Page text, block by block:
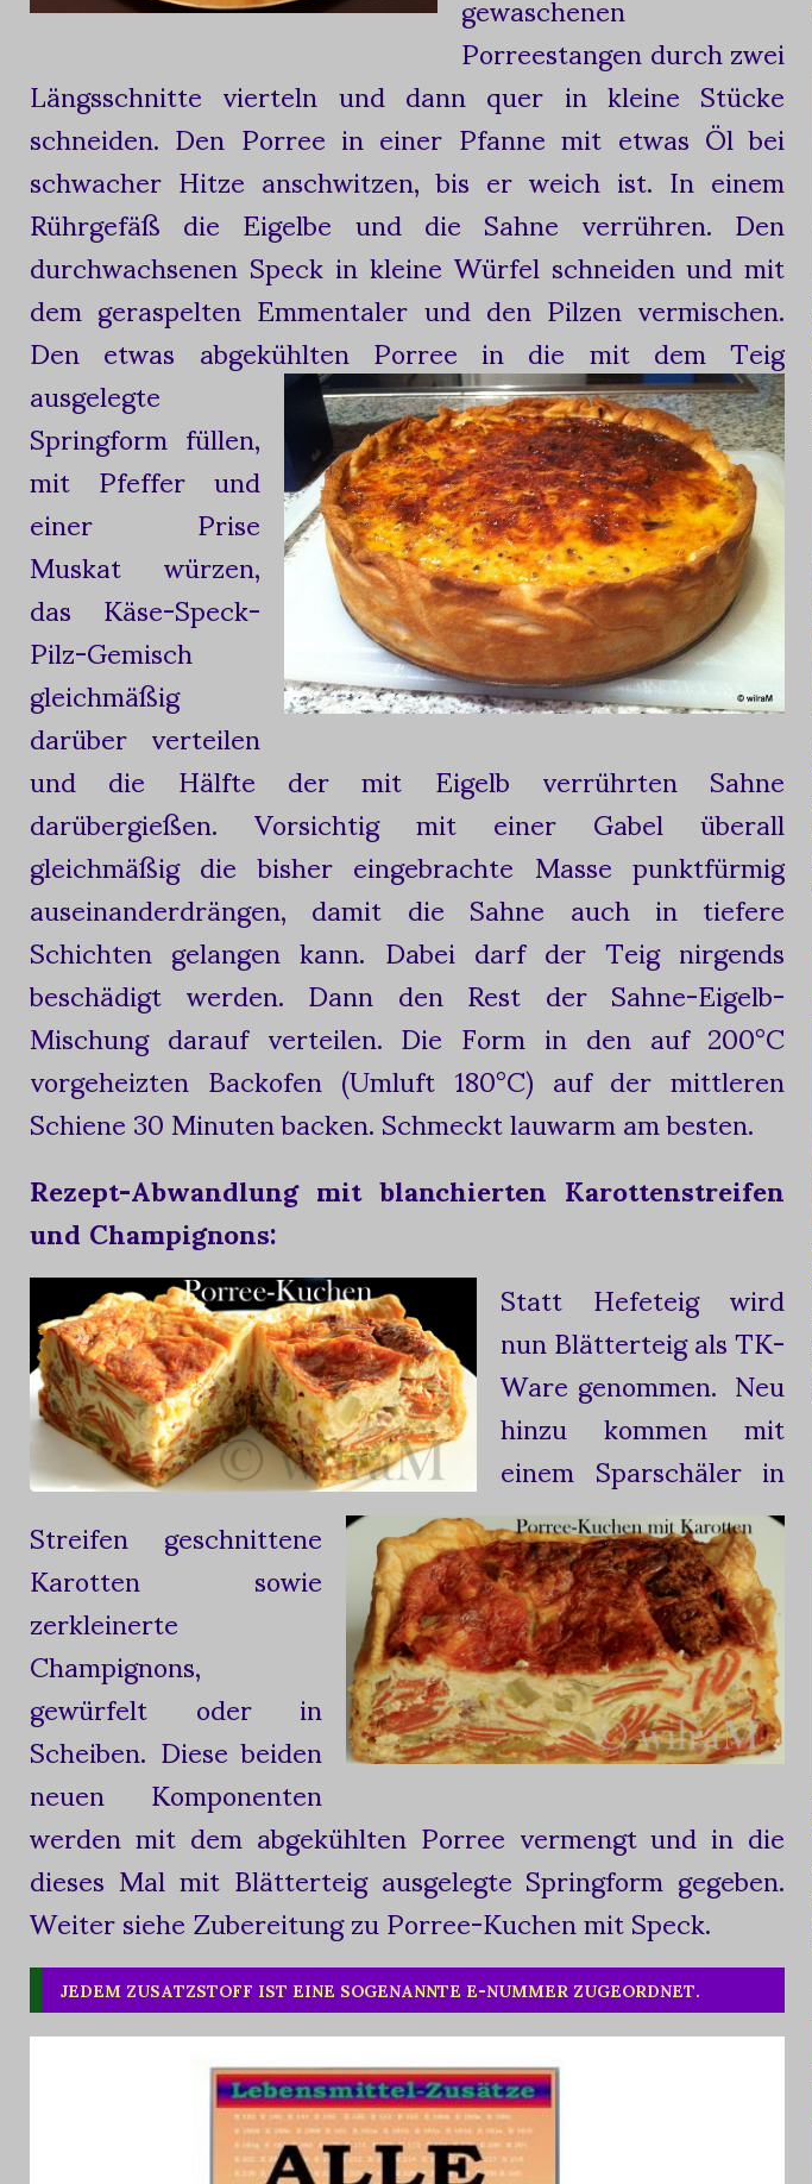
Porreestangen durch zwei
Längsschnitte vierteln und dann quer in kleine Stücke
schneiden. Den Porree in einer Pfanne mit etwas Öl bei
schwacher Hitze anschwitzen, bis er weich ist. In einem
Rührgefäß die Eigelbe und die Sahne verrühren. Den
durchwachsenen Speck in kleine Würfel schneiden und mit
dem geraspelten Emmentaler und den Pilzen vermischen.
Den etwas abgekühlten Porree indie mit dem Teig
ausgelegte
Springform füllen,
mit Pfeffer und
einer Prise
Muskat würzen,
das Käse-Speck-
Pilz-Gemisch
gleichmäßig
darüber verteilen
und die Hälfte der mit Eigelb verrührten Sahne
darübergießen. Vorsichtig mit einer Gabel überall
gleichmäßig die bisher eingebrachte Masse punktfürmig
auseinanderdrängen, damit die Sahne auch in tiefere
Schichten gelangen kann. Dabei darf der Teig nirgends
beschädigt werden. Dann den Rest der Sahne-Eigelb-
Mischung darauf verteilen. Die Form in den auf 200°C
vorgeheizten Backofen (Umluft 180°C) auf der mittleren
Schiene 30 Minuten backen. Schmeckt lauwarm am besten.
Rezept-Abwandlung mit blanchierten Karottenstreifen
und Champignons:
Statt Hefeteig wird
nun Blätterteig als TK-
Ware genommen. Neu
hinzu kommen mit
einem Sparschäler in
Streifen geschnittene
Karotten sowie
zerkleinerte
Champignons,
gewürfelt oder in
Scheiben. Diese beiden
neuen Komponenten
werden mit dem abgekühlten Porree vermengt und in die
dieses Mal mit Blätterteig ausgelegte Springform gegeben.
Weiter siehe Zubereitung zu Porree-Kuchen mit Speck.
JEDEM ZUSATZSTOFF IST EINE SOGENANNTE E-NUMMER ZUGEORDNET.